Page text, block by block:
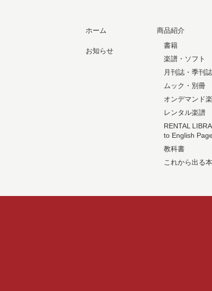
ホーム
お知らせ
商品紹介
書籍
楽譜・ソフト
月刊誌・季刊誌
ムック・別冊
オンデマンド
レンタル楽譜
RENTAL
to English
教科書
これから出る本